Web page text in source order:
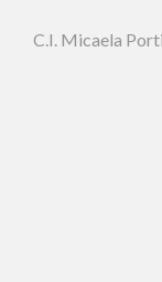
C.I. Micaela